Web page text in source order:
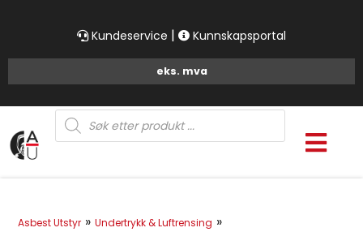
Kundeservice | Kunnskapsportal
Products
search
Asbest Utstyr » Undertrykk & Luftrensing »